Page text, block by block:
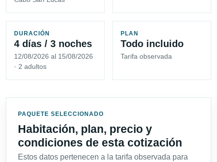
DURACIÓN
4 días / 3 noches
12/08/2026 al 15/08/2026
· 2 adultos
PLAN
Todo incluido
Tarifa observada
PAQUETE SELECCIONADO
Habitación, plan, precio y
condiciones de esta cotización
Estos datos pertenecen a la tarifa observada para